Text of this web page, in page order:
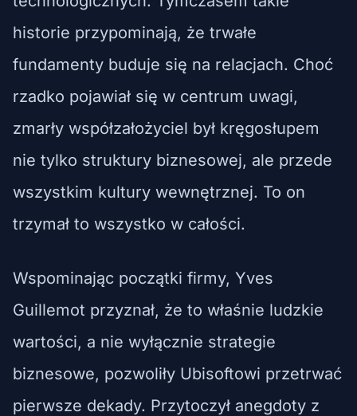
historie przypominają, że trwałe
fundamenty buduje się na relacjach. Choć
rzadko pojawiał się w centrum uwagi,
zmarły współzałożyciel był kręgosłupem
nie tylko struktury biznesowej, ale przede
wszystkim kultury wewnętrznej. To on
trzymał to wszystko w całości.
Wspominając początki firmy, Yves
Guillemot przyznał, że to właśnie ludzkie
wartości, a nie wyłącznie strategie
biznesowe, pozwoliły Ubisoftowi przetrwać
pierwsze dekady. Przytoczył anegdoty z